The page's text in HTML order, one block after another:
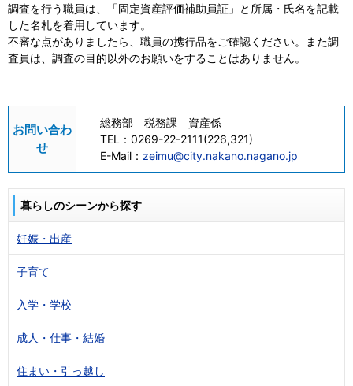
調査を行う職員は、「固定資産評価補助員証」と所属・氏名を記載
した名札を着用しています。
不審な点がありましたら、職員の携行品をご確認ください。また調
査員は、調査の目的以外のお願いをすることはありません。
お問い合わ
せ
総務部 税務課 資産係
TEL： 0269-22-2111(226,321)
E-Mail： zeimu@city.nakano.nagano.jp
暮らしのシーンから探す
妊娠・出産
子育て
入学・学校
成人・仕事・結婚
住まい・引っ越し